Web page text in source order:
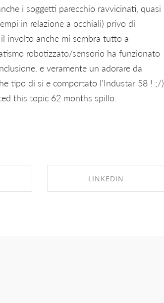
i soggetti parecchio ravvicinati, quasi
in relazione a occhiali) privo di
involto anche mi sembra tutto a
robotizzato/sensorio ha funzionato
e veramente un adorare da
tipo di si e comportato l'Industar 58 ! ;/)
this topic 62 months spillo.
LINKEDIN